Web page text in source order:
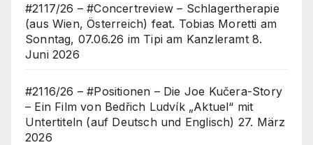
#2117/26 – #Concertreview – Schlagertherapie
(aus Wien, Österreich) feat. Tobias Moretti am
Sonntag, 07.06.26 im Tipi am Kanzleramt 8.
Juni 2026
#2116/26 – #Positionen – Die Joe Kučera-Story
– Ein Film von Bedřich Ludvík „Aktuel“ mit
Untertiteln (auf Deutsch und Englisch) 27. März
2026